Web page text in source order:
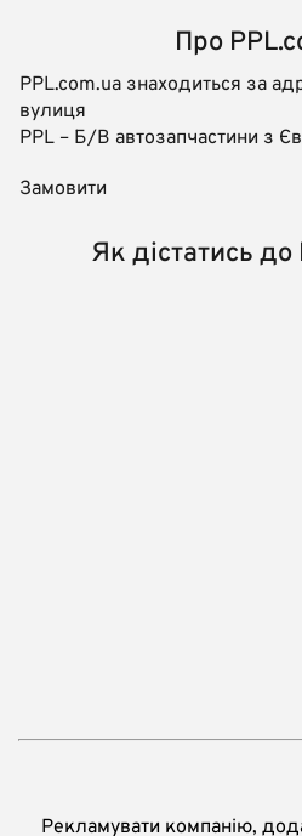
Про
PPL.com.ua знаходиться за
вулиця
PPL – Б/В автозапчастини з
Замовити
Як дістатись до
Рекламувати компанію,